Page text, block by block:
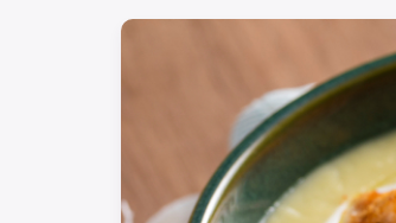
Gateaux et patisserie